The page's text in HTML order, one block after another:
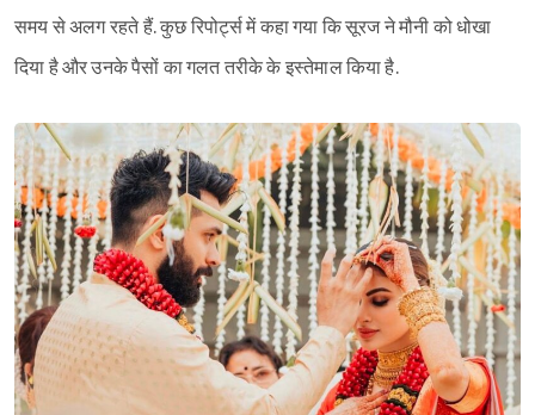
समय से अलग रहते हैं. कुछ रिपोर्ट्स में कहा गया कि सूरज ने मौनी को धोखा
दिया है और उनके पैसों का गलत तरीके के इस्तेमाल किया है.